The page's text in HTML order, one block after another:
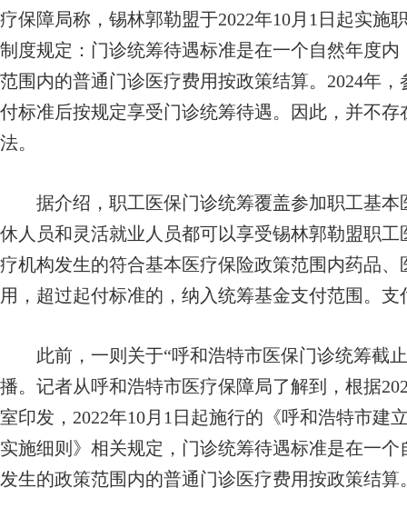
疗保障局称，锡林郭勒盟于2022年10月1日起实施
制度规定：门诊统筹待遇标准是在一个自然年度
范围内的普通门诊医疗费用按政策结算。2024年
付标准后按规定享受门诊统筹待遇。因此，并不存
法。
据介绍，职工医保门诊统筹覆盖参加职工基本
休人员和灵活就业人员都可以享受锡林郭勒盟职
疗机构发生的符合基本医疗保险政策范围内药品
用，超过起付标准的，纳入统筹基金支付范围。
此前，一则关于“呼和浩特市医保门诊统筹截止
播。记者从呼和浩特市医疗保障局了解到，根据
室印发，2022年10月1日起施行的《呼和浩特市建
实施细则》相关规定，门诊统筹待遇标准是在一
发生的政策范围内的普通门诊医疗费用按政策结算